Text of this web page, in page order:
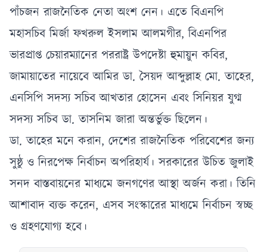
পাঁচজন রাজনৈতিক নেতা অংশ নেন। এতে বিএনপি
মহাসচিব মির্জা ফখরুল ইসলাম আলমগীর, বিএনপির
ভারপ্রাপ্ত চেয়ারম্যানের পররাষ্ট্র উপদেষ্টা হুমায়ুন কবির,
জামায়াতের নায়েবে আমির ডা. সৈয়দ আব্দুল্লাহ মো. তাহের,
এনসিপি সদস্য সচিব আখতার হোসেন এবং সিনিয়র যুগ্ম
সদস্য সচিব ডা. তাসনিম জারা অন্তর্ভুক্ত ছিলেন।
ডা. তাহের মনে করান, দেশের রাজনৈতিক পরিবেশের জন্য
সুষ্ঠু ও নিরপেক্ষ নির্বাচন অপরিহার্য। সরকারের উচিত জুলাই
সনদ বাস্তবায়নের মাধ্যমে জনগণের আস্থা অর্জন করা। তিনি
আশাবাদ ব্যক্ত করেন, এসব সংস্কারের মাধ্যমে নির্বাচন স্বচ্ছ
ও গ্রহণযোগ্য হবে।